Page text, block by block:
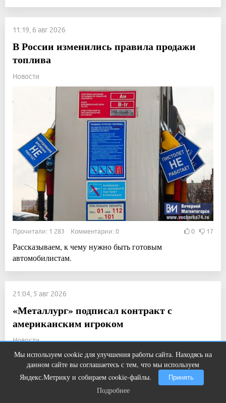
11:19, 6 авг 2026
В России изменились правила продажи
топлива
Новости
Прочитали: 1 283 Комментарии: 0 0 17
Рассказываем, к чему нужно быть готовым
автомобилистам.
21:04, 5 авг 2026
«Металлург» подписал контракт с
американским игроком
Новости
Мы используем cookie для улучшения работы сайта. Находясь на
данном сайте вы соглашаетесь с тем, что мы используем
Яндекс.Метрику и собираем cookie-файлы.
Принять
Подробнее
Что стало причиной громкого
взрыва в Москве 7 августа
Подробнее